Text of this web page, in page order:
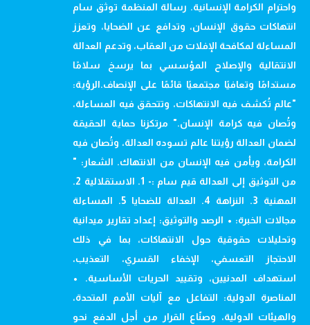
واحترام الكرامة الإنسانية. رسالة المنظمة توثق سام
انتهاكات حقوق الإنسان، وتدافع عن الضحايا، وتعزز
المساءلة لمكافحة الإفلات من العقاب، وتدعم العدالة
الانتقالية والإصلاح المؤسسي بما يرسخ سلامًا
مستدامًا وتعافيًا مجتمعيًا قائمًا على الإنصاف.الرؤية:
"عالم تُكشف فيه الانتهاكات، وتتحقق فيه المساءلة،
وتُصان فيه كرامة الإنسان." مرتكزنا حماية الحقيقة
لضمان العدالة رؤيتنا عالم تسوده العدالة، وتُصان فيه
الكرامة، ويأمن فيه الإنسان من الانتهاك. الشعار: "
من التوثيق إلى العدالة قيم سام :- 1. الاستقلالية 2.
المهنية 3. النزاهة 4. العدالة للضحايا 5. المساءلة
مجالات الخبرة: • الرصد والتوثيق: إعداد تقارير ميدانية
وتحليلات حقوقية حول الانتهاكات، بما في ذلك
الاحتجاز التعسفي، الإخفاء القسري، التعذيب،
استهداف المدنيين، وتقييد الحريات الأساسية. •
المناصرة الدولية: التفاعل مع آليات الأمم المتحدة،
والهيئات الدولية، وصنّاع القرار من أجل الدفع نحو